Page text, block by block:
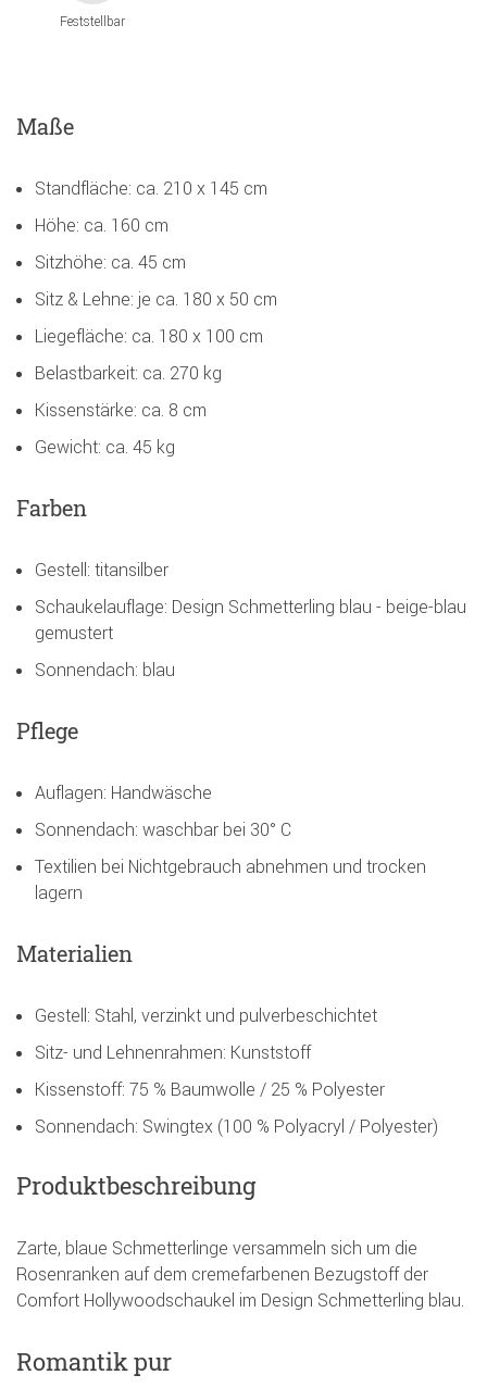
Feststellbar
Maße
Standfläche: ca. 210 x 145 cm
Höhe: ca. 160 cm
Sitzhöhe: ca. 45 cm
Sitz & Lehne: je ca. 180 x 50 cm
Liegefläche: ca. 180 x 100 cm
Belastbarkeit: ca. 270 kg
Kissenstärke: ca. 8 cm
Gewicht: ca. 45 kg
Farben
Gestell: titansilber
Schaukelauflage: Design Schmetterling blau - beige-blau
gemustert
Sonnendach: blau
Pflege
Auflagen: Handwäsche
Sonnendach: waschbar bei 30° C
Textilien bei Nichtgebrauch abnehmen und trocken
lagern
Materialien
Gestell: Stahl, verzinkt und pulverbeschichtet
Sitz- und Lehnenrahmen: Kunststoff
Kissenstoff: 75 % Baumwolle / 25 % Polyester
Sonnendach: Swingtex (100 % Polyacryl / Polyester)
Produktbeschreibung
Zarte, blaue Schmetterlinge versammeln sich um die
Rosenranken auf dem cremefarbenen Bezugstoff der
Comfort Hollywoodschaukel im Design Schmetterling blau.
Romantik pur